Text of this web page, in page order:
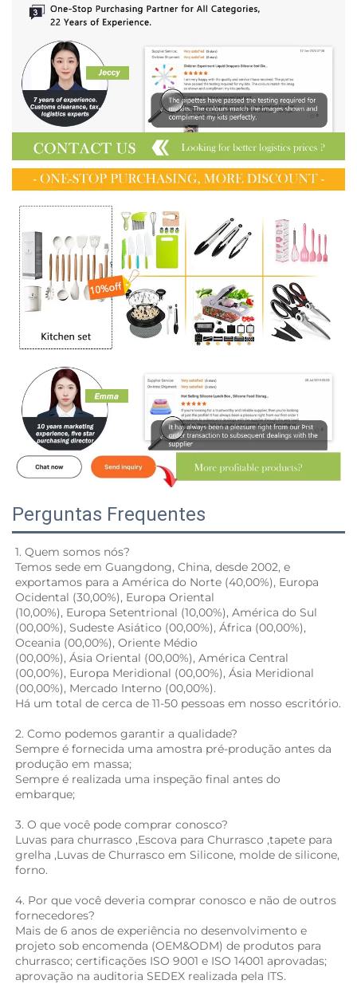
Perguntas Frequentes
1. Quem somos nós?
Temos sede em Guangdong, China, desde 2002, e
exportamos para a América do Norte (40,00%), Europa
Ocidental (30,00%), Europa Oriental
(10,00%), Europa Setentrional (10,00%), América do Sul
(00,00%), Sudeste Asiático (00,00%), África (00,00%),
Oceania (00,00%), Oriente Médio
(00,00%), Ásia Oriental (00,00%), América Central
(00,00%), Europa Meridional (00,00%), Ásia Meridional
(00,00%), Mercado Interno (00,00%).
2. Como podemos garantir a qualidade?
Sempre é fornecida uma amostra pré-produção antes da
produção em massa;
Sempre é realizada uma inspeção final antes do
embarque;
3. O que você pode comprar conosco?
Luvas para churrasco ,Escova para Churrasco ,tapete para
grelha ,Luvas de Churrasco em Silicone, molde de silicone,
forno.
4. Por que você deveria comprar conosco e não de outros
fornecedores?
Mais de 6 anos de experiência no desenvolvimento e
projeto sob encomenda (OEM&ODM) de produtos para
churrasco; certificações ISO 9001 e ISO 14001 aprovadas;
aprovação na auditoria SEDEX realizada pela ITS.